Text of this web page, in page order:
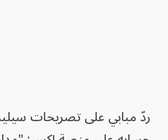
ردّ مبابي على تصريحات